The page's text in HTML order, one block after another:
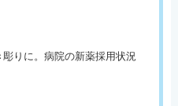
りに。病院の新薬採用状況